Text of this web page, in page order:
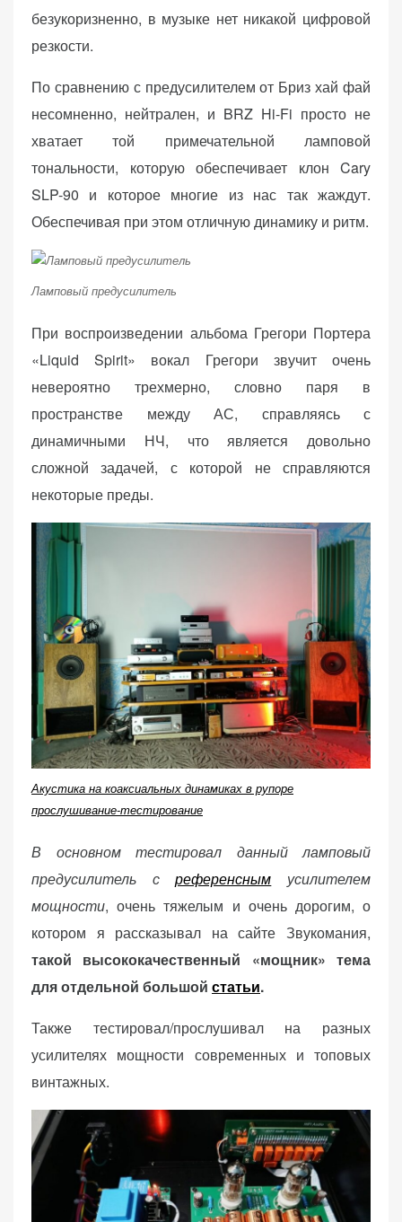
безукоризненно, в музыке нет никакой цифровой
резкости.
По сравнению с предусилителем от Бриз хай фай
несомненно, нейтрален, и BRZ Hi-Fi просто не
хватает той примечательной ламповой
тональности, которую обеспечивает клон Cary
SLP-90 и которое многие из нас так жаждут.
Обеспечивая при этом отличную динамику и ритм.
Ламповый предусилитель
При воспроизведении альбома Грегори Портера
«Liquid Spirit» вокал Грегори звучит очень
невероятно трехмерно, словно паря в
пространстве между АС, справляясь с
динамичными НЧ, что является довольно
сложной задачей, с которой не справляются
некоторые преды.
Акустика на коаксиальных динамиках в рупоре
прослушивание-тестирование
В основном тестировал данный ламповый
предусилитель среференсным усилителем
мощности, очень тяжелым и очень дорогим, о
котором я рассказывал на сайте Звукомания,
такой высококачественный «мощник» тема
для отдельной большой статьи.
Также тестировал/прослушивал на разных
усилителях мощности современных и топовых
винтажных.